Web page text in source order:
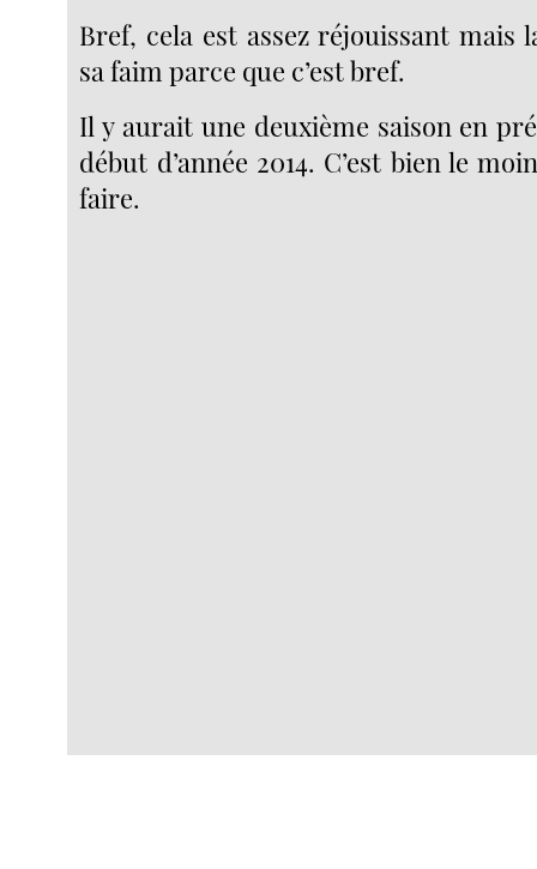
Bref, cela est assez réjouissant mais
sa faim parce que c’est bref.
Il y aurait une deuxième saison en
début d’année 2014. C’est bien le
faire.